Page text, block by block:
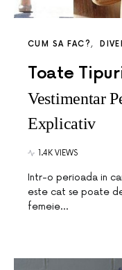
CUM SA FAC?
Toate
Vestimentar
Explicativ
1.4K VIEWS
Intr-o perioada in
este cat se poate
femeie…